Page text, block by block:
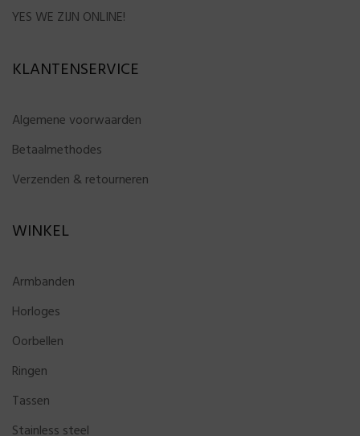
YES WE ZIJN ONLINE!
KLANTENSERVICE
Algemene voorwaarden
Betaalmethodes
Verzenden & retourneren
WINKEL
Armbanden
Horloges
Oorbellen
Ringen
Tassen
Stainless steel